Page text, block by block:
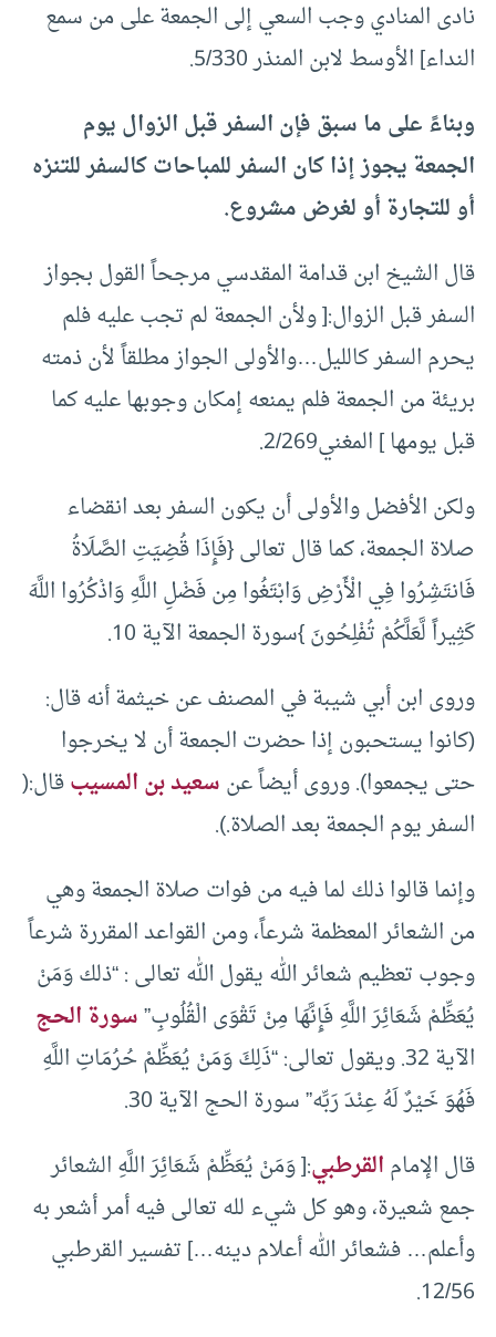
نادى المنادي وجب السعي إلى الجمعة على من سمع
النداء] الأوسط لابن المنذر 5/330.
وبناءً على ما سبق فإن السفر قبل الزوال يوم
الجمعة يجوز إذا كان السفر للمباحات كالسفر للتنزه
أو للتجارة أو لغرض مشروع.
قال الشيخ ابن قدامة المقدسي مرجحاً القول بجواز
السفر قبل الزوال:[ ولأن الجمعة لم تجب عليه فلم
يحرم السفر كالليل…والأولى الجواز مطلقاً لأن ذمته
بريئة من الجمعة فلم يمنعه إمكان وجوبها عليه كما
قبل يومها ] المغني2/269.
ولكن الأفضل والأولى أن يكون السفر بعد انقضاء
صلاة الجمعة، كما قال تعالى {فَإِذَا قُضِيَتِ الصَّلَاةُ
فَانتَشِرُوا فِي الْأَرْضِ وَابْتَغُوا مِن فَضْلِ اللَّهِ وَاذْكُرُوا اللَّهَ
كَثِيراً لَّعَلَّكُمْ تُفْلِحُونَ }سورة الجمعة الآية 10.
وروى ابن أبي شيبة في المصنف عن خيثمة أنه قال:
(كانوا يستحبون إذا حضرت الجمعة أن لا يخرجوا
حتى يجمعوا). وروى أيضاً عنسعيد بن المسيبقال:(
السفر يوم الجمعة بعد الصلاة.).
وإنما قالوا ذلك لما فيه من فوات صلاة الجمعة وهي
من الشعائر المعظمة شرعاً، ومن القواعد المقررة شرعاً
وجوب تعظيم شعائر الله يقول الله تعالى : “ذلك وَمَنْ
يُعَظِّمْ شَعَائِرَ اللَّهِ فَإِنَّهَا مِنْ تَقْوَى الْقُلُوبِ”سورة الحج
الآية 32. ويقول تعالى: “ذَلِكَ وَمَنْ يُعَظِّمْ حُرُمَاتِ اللَّهِ
فَهُوَ خَيْرٌ لَهُ عِنْدَ رَبِّه” سورة الحج الآية 30.
قال الإمامالقرطبي:[ وَمَنْ يُعَظِّمْ شَعَائِرَ اللَّهِ الشعائر
جمع شعيرة، وهو كل شيء لله تعالى فيه أمر أشعر به
وأعلم… فشعائر الله أعلام دينه…] تفسير القرطبي
12/56.